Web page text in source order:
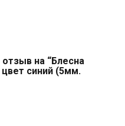
на “Блесна
синий (5мм.